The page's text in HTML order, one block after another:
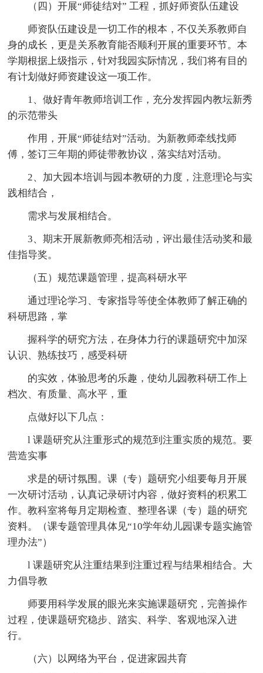
（四）开展“师徒结对” 工程，抓好师资队伍建设
师资队伍建设是一切工作的根本，不仅关系教师自
身的成长，更是关系教育能否顺利开展的重要环节。本
学期根据上级指示，针对我园实际情况，我们将有目的
有计划做好师资建设这一项工作。
1、做好青年教师培训工作，充分发挥园内教坛新秀
的示范带头
作用，开展“师徒结对”活动。为新教师牵线找师
傅，签订三年期的师徒带教协议，落实结对活动。
2、加大园本培训与园本教研的力度，注意理论与实
践相结合，
需求与发展相结合。
3、期末开展新教师亮相活动，评出最佳活动奖和最
佳指导奖。
（五）规范课题管理，提高科研水平
通过理论学习、专家指导等使全体教师了解正确的
科研思路，掌
握科学的研究方法，在身体力行的课题研究中加深
认识、熟练技巧，感受科研
的实效，体验思考的乐趣，使幼儿园教科研工作上
档次、有质量、高水平，重
点做好以下几点：
l 课题研究从注重形式的规范到注重实质的规范。要
营造实事
求是的研讨氛围。课（专）题研究小组要每月开展
一次研讨活动，认真记录研讨内容，做好资料的积累工
作。教科室将每月定期检查、整理各课（专）题的研究
资料。（课专题管理具体见“10学年幼儿园课专题实施管
理办法”）
l 课题研究从注重结果到注重过程与结果相结合。大
力倡导教
师要用科学发展的眼光来实施课题研究，完善操作
过程，使课题研究稳步、踏实、科学、客观地深入进
行。
（六）以网络为平台，促进家园共育